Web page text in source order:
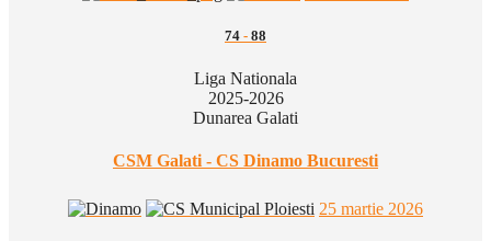
74 - 88
Liga Nationala
2025-2026
Dunarea Galati
CSM Galati - CS Dinamo Bucuresti
25 martie 2026